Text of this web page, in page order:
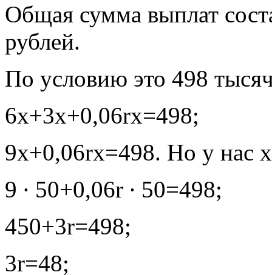
Общая сумма выплат
рублей.
По условию это 498
6х+3х+0,06rх=498;
9х+0,06rх=498. Но у нас
9 ∙ 50+0,06r ∙ 50=498;
450+3r=498;
3r=48;